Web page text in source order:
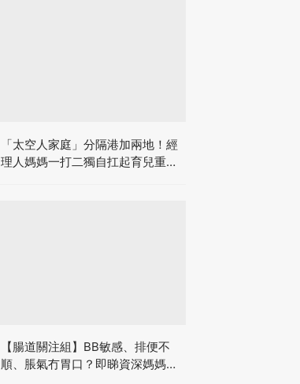
「太空人家庭」分隔港加兩地！經
理人媽媽一打二獨自扛起育兒重
【腸道關注組】BB敏感、排便不
順、脹氣冇胃口？即睇資深媽媽分